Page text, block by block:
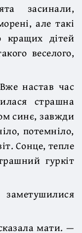
засинали,
але такі
кращих дітей
веселого,
настав час
страшна
синє, завжди
потемніло,
Сонце, тепле
гуркіт
мати. —